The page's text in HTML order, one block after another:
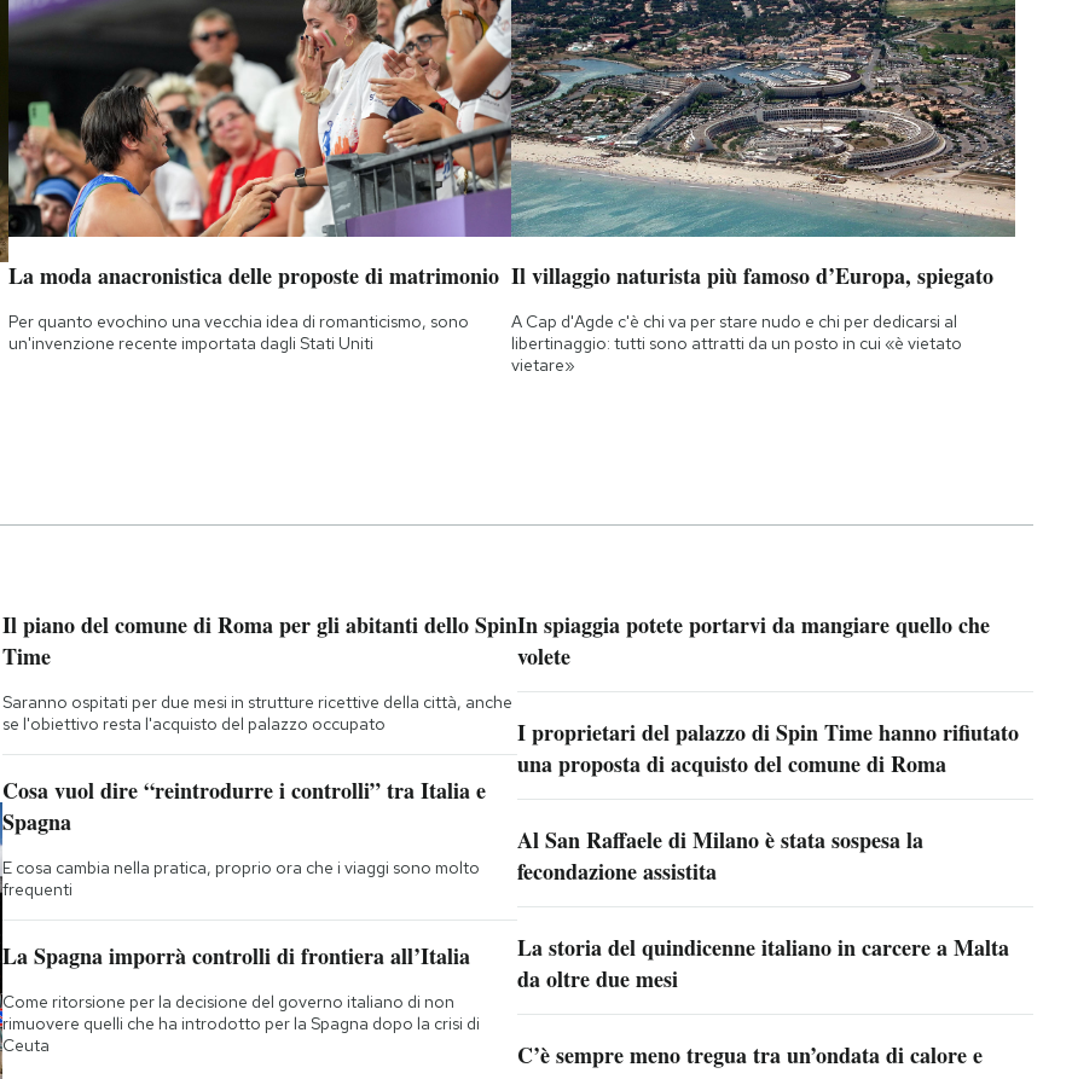
La moda anacronistica delle proposte di matrimonio
Per quanto evochino una vecchia idea di romanticismo, sono
un'invenzione recente importata dagli Stati Uniti
Il villaggio naturista più famoso d’Europa, spiegato
A Cap d'Agde c'è chi va per stare nudo e chi per dedicarsi al
libertinaggio: tutti sono attratti da un posto in cui «è vietato
vietare»
Il piano del comune di Roma per gli abitanti dello Spin
Time
Saranno ospitati per due mesi in strutture ricettive della città, anche
se l'obiettivo resta l'acquisto del palazzo occupato
Cosa vuol dire “reintrodurre i controlli” tra Italia e
Spagna
E cosa cambia nella pratica, proprio ora che i viaggi sono molto
frequenti
La Spagna imporrà controlli di frontiera all’Italia
Come ritorsione per la decisione del governo italiano di non
rimuovere quelli che ha introdotto per la Spagna dopo la crisi di
Ceuta
In spiaggia potete portarvi da mangiare quello che
volete
I proprietari del palazzo di Spin Time hanno rifiutato
una proposta di acquisto del comune di Roma
Al San Raffaele di Milano è stata sospesa la
fecondazione assistita
La storia del quindicenne italiano in carcere a Malta
da oltre due mesi
C’è sempre meno tregua tra un’ondata di calore e